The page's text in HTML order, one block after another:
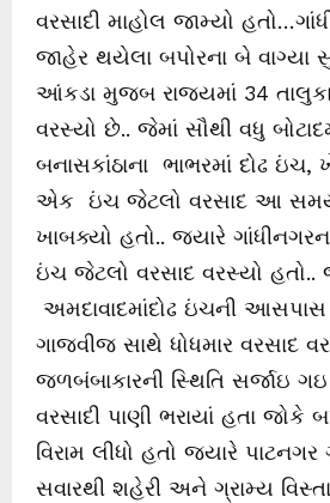
વરસાદી માહોલ જામ્યો
જાહેર થયેલા બપોરના બે વાગ્યા
આંકડા મુજબ રાજ્યમાં 34
વરસ્યો છે.. જેમાં સૌથી વધુ
બનાસકાંઠાના ભાભરમાં દોઢ ઇંચ,
એક ઇંચ જેટલો વરસાદ આ
ખાબક્યો હતો.. જ્યારે
ઇંચ જેટલો વરસાદ વરસ્યો હતો..
અમદાવાદમાંદોઢ ઇંચની
ગાજવીજ સાથે ધોધમાર વરસાદ
જળબંબાકારની સ્થિતિ સર્જાઇ ગઇ
વરસાદી પાણી ભરાયાં હતા જોકે
વિરામ લીધો હતો જ્યારે પાટનગર
સવારથી શહેરી અને ગ્રામ્ય